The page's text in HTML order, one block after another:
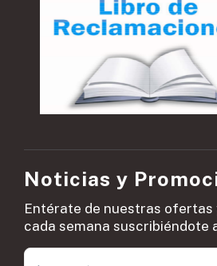
Noticias y
Entérate de nuestras ofertas
cada semana suscribiéndote